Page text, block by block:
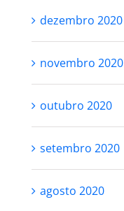
dezembro 2020
novembro 2020
outubro 2020
setembro 2020
agosto 2020